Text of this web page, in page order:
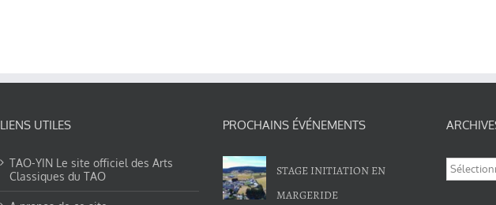
LIENS UTILES
TAO-YIN Le site officiel des Arts
Classiques du TAO
PROCHAINS ÉVÉNEMENTS
STAGE INITIATION EN
MARGERIDE
Archives